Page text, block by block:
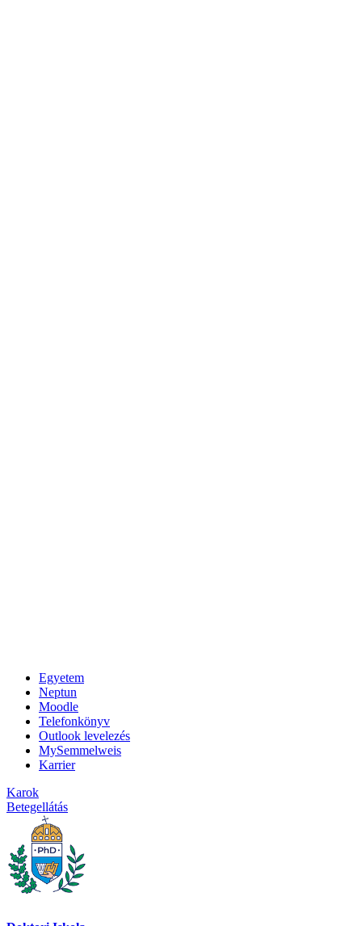
Egyetem
Neptun
Moodle
Telefonkönyv
Outlook levelezés
MySemmelweis
Karrier
Karok
Betegellátás